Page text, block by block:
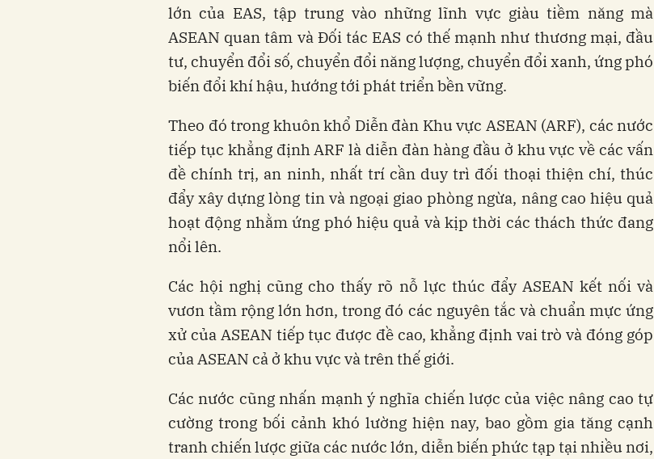
lớn của EAS, tập trung vào những lĩnh vực giàu tiềm năng mà
ASEAN quan tâm và Đối tác EAS có thế mạnh như thương mại, đầu
tư, chuyển đổi số, chuyển đổi năng lượng, chuyển đổi xanh, ứng phó
biến đổi khí hậu, hướng tới phát triển bền vững.
Theo đó trong khuôn khổ Diễn đàn Khu vực ASEAN (ARF), các nước
tiếp tục khẳng định ARF là diễn đàn hàng đầu ở khu vực về các vấn
đề chính trị, an ninh, nhất trí cần duy trì đối thoại thiện chí, thúc
đẩy xây dựng lòng tin và ngoại giao phòng ngừa, nâng cao hiệu quả
hoạt động nhằm ứng phó hiệu quả và kịp thời các thách thức đang
nổi lên.
Các hội nghị cũng cho thấy rõ nỗ lực thúc đẩy ASEAN kết nối và
vươn tầm rộng lớn hơn, trong đó các nguyên tắc và chuẩn mực ứng
xử của ASEAN tiếp tục được đề cao, khẳng định vai trò và đóng góp
của ASEAN cả ở khu vực và trên thế giới.
Các nước cũng nhấn mạnh ý nghĩa chiến lược của việc nâng cao tự
cường trong bối cảnh khó lường hiện nay, bao gồm gia tăng cạnh
tranh chiến lược giữa các nước lớn, diễn biến phức tạp tại nhiều nơi,